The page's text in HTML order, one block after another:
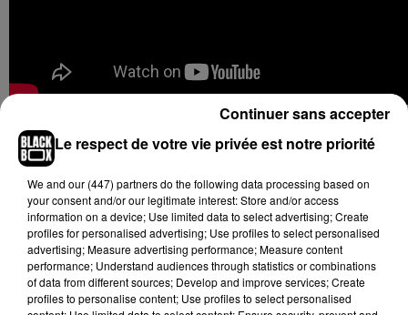
Pour rappel,
série de freestyles du même nom, déjà publiée par Gazo
Corleoneavait cumulé plus de 12 millions de vues. Même
son de cloche pourDrill FR 5avec Hamza qui avait
cartonné.
Le respect de votre vie privée est notre priorité
We and our (447) partnersdo the following data processing based on
your consent and/or our legitimate interest: Store and/or access
information on a device; Use limited data to select advertising; Create
profiles for personalised advertising; Use profiles to select personalised
advertising; Measure advertising performance; Measure content
performance; Understand audiences through statistics or combinations
of data from different sources; Develop and improve services; Create
profiles to personalise content; Use profiles to select personalised
Continuer sans accepter